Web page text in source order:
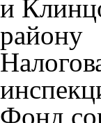
и
району
Фонд